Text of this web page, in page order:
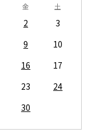
金 土
2
3
9
10
16
17
23
24
30